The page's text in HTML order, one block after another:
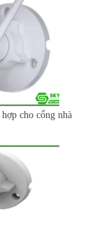
cho cổng nhà